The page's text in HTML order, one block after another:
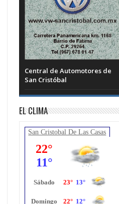
Central de Automotores de
San Cristóbal
EL CLIMA
San Cristobal De Las Casas